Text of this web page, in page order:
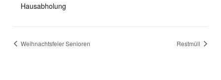
Hausabholung
Weihnachtsfeier Senioren Restmüll